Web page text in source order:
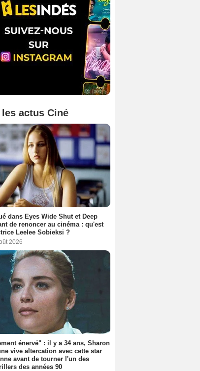
actus Ciné
dans Eyes Wide Shut et Deep
de renoncer au cinéma : qu'est
Leelee Sobieksi ?
2026
énervé" : il y a 34 ans, Sharon
vive altercation avec cette star
avant de tourner l'un des
des années 90